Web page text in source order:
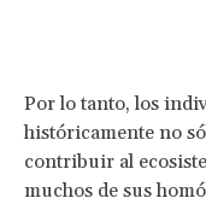
Por lo tanto, los
históricamente no
contribuir al
muchos de sus